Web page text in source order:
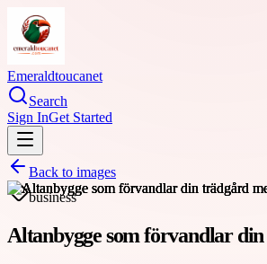
Emeraldtoucanet
Search
Sign InGet Started
Back to images
business
Altanbygge som förvandlar